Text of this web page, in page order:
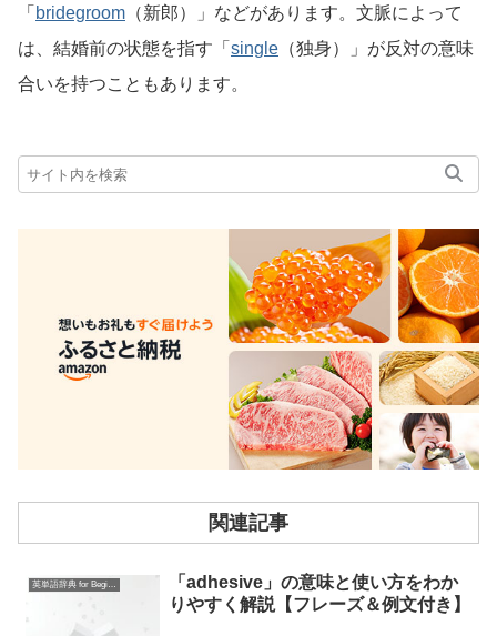
「 bridegroom （新郎）」などがあります。文脈によって
は、結婚前の状態を指す「 single （独身）」が反対の意味
合いを持つこともあります。
関連記事
英単語辞典 for Beginners
「adhesive」の意味と使い方をわか
りやすく解説【フレーズ＆例文付き】